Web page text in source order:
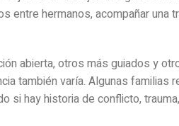
entre hermanos, acompañar una
abierta, otros más guiados y
también varía. Algunas familias
hay historia de conflicto,